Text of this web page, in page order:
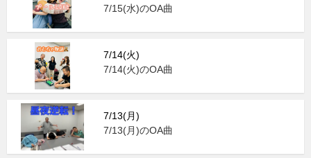
7/15(水)のOA曲
7/14(火)
7/14(火)のOA曲
7/13(月)
7/13(月)のOA曲